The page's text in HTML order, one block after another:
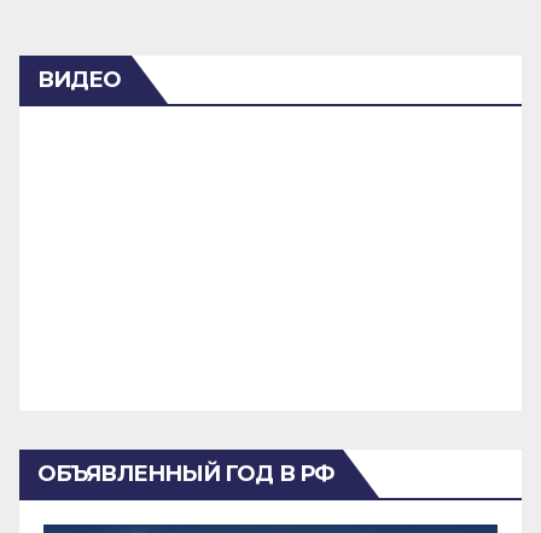
ВИДЕО
ОБЪЯВЛЕННЫЙ ГОД В РФ